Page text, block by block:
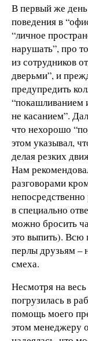
В первый же
поведения в
“личное
нарушать”, про
из сотрудников
дверьми”, и
предупредить
“покашливанием
не касанием”.
что нехорошо
этом указывал,
делая резких
Нам
разговорами
в специально
можно бросить
это выпить). Всю
перлы друзьям –
смеха.
Несмотря на
погрузилась в
помощь моего
этом менеджеру